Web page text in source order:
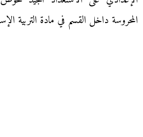
المحروسة داخل القسم في مادة التربية